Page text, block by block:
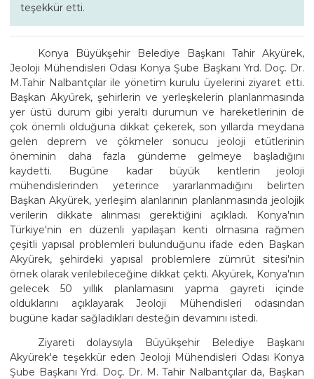
teşekkür etti.
Konya Büyükşehir Belediye Başkanı Tahir Akyürek,
Jeoloji Mühendisleri Odası Konya Şube Başkanı Yrd. Doç. Dr.
M.Tahir Nalbantçılar ile yönetim kurulu üyelerini ziyaret etti.
Başkan Akyürek, şehirlerin ve yerleşkelerin planlanmasında
yer üstü durum gibi yeraltı durumun ve hareketlerinin de
çok önemli olduğuna dikkat çekerek, son yıllarda meydana
gelen deprem ve çökmeler sonucu jeoloji etütlerinin
öneminin daha fazla gündeme gelmeye başladığını
kaydetti. Bugüne kadar büyük kentlerin jeoloji
mühendislerinden yeterince yararlanmadığını belirten
Başkan Akyürek, yerleşim alanlarının planlanmasında jeolojik
verilerin dikkate alınması gerektiğini açıkladı. Konya'nın
Türkiye'nin en düzenli yapılaşan kenti olmasına rağmen
çeşitli yapısal problemleri bulunduğunu ifade eden Başkan
Akyürek, şehirdeki yapısal problemlere zümrüt sitesi'nin
örnek olarak verilebileceğine dikkat çekti. Akyürek, Konya'nın
gelecek 50 yıllık planlamasını yapma gayreti içinde
olduklarını açıklayarak Jeoloji Mühendisleri odasından
bugüne kadar sağladıkları desteğin devamını istedi.
Ziyareti dolaysıyla Büyükşehir Belediye Başkanı
Akyürek'e teşekkür eden Jeoloji Mühendisleri Odası Konya
Şube Başkanı Yrd. Doç. Dr. M. Tahir Nalbantçılar da, Başkan